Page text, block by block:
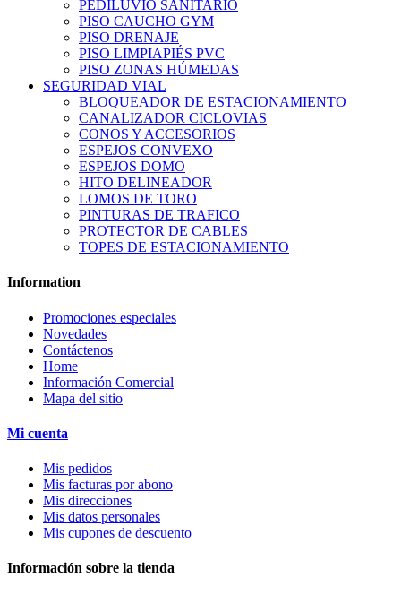
PEDILUVIO SANITARIO
PISO CAUCHO GYM
PISO DRENAJE
PISO LIMPIAPIÉS PVC
PISO ZONAS HÚMEDAS
SEGURIDAD VIAL
BLOQUEADOR DE ESTACIONAMIENTO
CANALIZADOR CICLOVIAS
CONOS Y ACCESORIOS
ESPEJOS CONVEXO
ESPEJOS DOMO
HITO DELINEADOR
LOMOS DE TORO
PINTURAS DE TRAFICO
PROTECTOR DE CABLES
TOPES DE ESTACIONAMIENTO
Information
Promociones especiales
Novedades
Contáctenos
Home
Información Comercial
Mapa del sitio
Mi cuenta
Mis pedidos
Mis facturas por abono
Mis direcciones
Mis datos personales
Mis cupones de descuento
Información sobre la tienda